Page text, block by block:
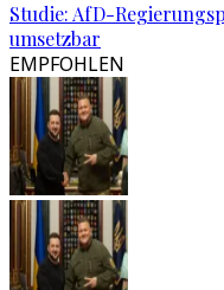
Studie: AfD-
umsetzbar
EMPFOHLEN